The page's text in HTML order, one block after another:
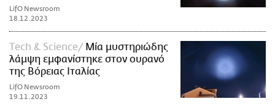
LifO Newsroom
18.12.2023
Τech & Science
Μία μυστηριώδης
λάμψη εμφανίστηκε στον ουρανό
της Βόρειας Ιταλίας
LifO Newsroom
19.11.2023